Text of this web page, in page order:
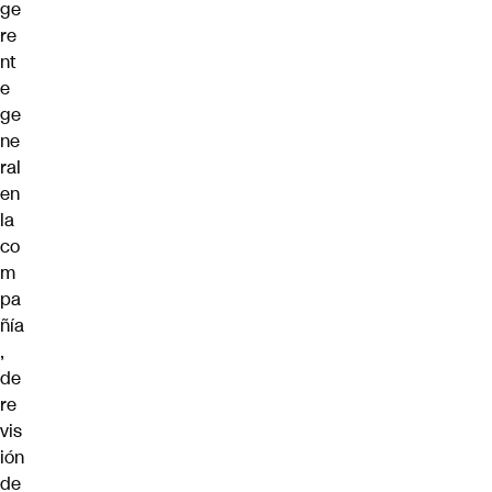
ge
re
nt
e
ge
ne
ral
en
la
co
m
pa
ñía
,
de
re
vis
ión
de